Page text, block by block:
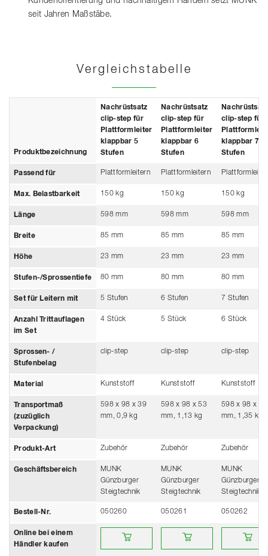
seit Jahren Maßstäbe.
Vergleichstabelle
Produktbezeichnung
Nachrüstsatz
clip-step für
Plattformleiter
klappbar 5
Stufen
Nachrüstsatz
clip-step für
Plattformleiter
klappbar 6
Stufen
Nachrüstsatz
clip-step für
klappbar 7
Stufen
Passend für Plattformleitern Plattformleitern
Max. Belastbarkeit 150 kg 150 kg 150 kg
Länge 598 mm 598 mm 598 mm
Breite 85 mm 85 mm 85 mm
Höhe 23 mm 23 mm 23 mm
Stufen-/Sprossentiefe 80 mm 80 mm 80 mm
Set für Leitern mit 5 Stufen 6 Stufen 7 Stufen
Anzahl Trittauflagen
im Set
4 Stück 5 Stück 6 Stück
Sprossen- /
Stufenbelag
clip-step clip-step clip-step
Material Kunststoff Kunststoff Kunststoff
Transportmaß
(zuzüglich
Verpackung)
598 x 98 x 39
mm, 0,9 kg
598 x 98 x 53
mm, 1,13 kg
598 x 98 x 53
mm, 1,35 kg
Produkt-Art Zubehör Zubehör Zubehör
Geschäftsbereich
MUNK
Günzburger
Steigtechnik
MUNK
Günzburger
Steigtechnik
MUNK
Günzburger
Steigtechnik
Bestell-Nr. 050260 050261 050262
Online bei einem
Händler kaufen
Online bei einem Händler kaufen
Online bei einem Händler
Online bei